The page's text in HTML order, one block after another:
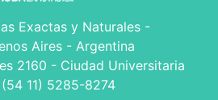
Exactas y Naturales -
Aires - Argentina
2160 - Ciudad Universitaria
11) 5285-8274